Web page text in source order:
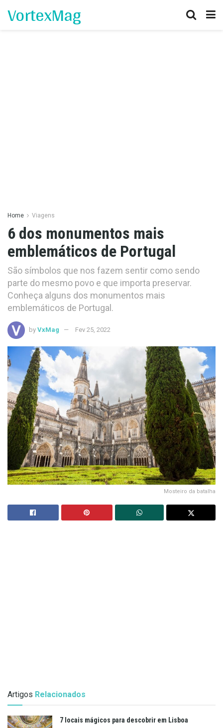
VortexMag
Home Viagens
6 dos monumentos mais
emblemáticos de Portugal
São símbolos que nos fazem sentir como sendo
parte do mesmo povo e que importa preservar.
Conheça alguns dos monumentos mais
emblemáticos de Portugal.
by VxMag Fev 25, 2022
Mosteiro da batalha
Artigos Relacionados
7 locais mágicos para descobrir em Lisboa